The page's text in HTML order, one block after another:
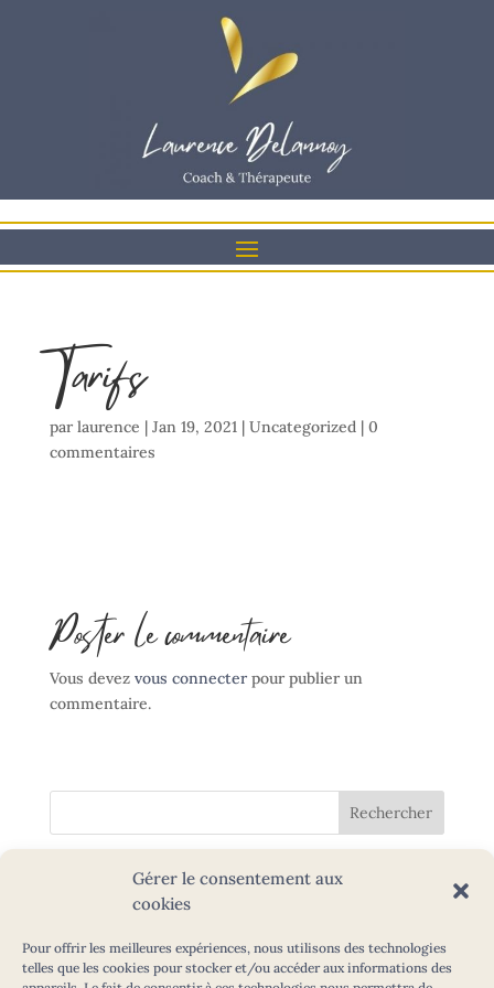
Gérer le consentement aux
cookies
Pour offrir les meilleures expériences, nous utilisons des technologies
telles que les cookies pour stocker et/ou accéder aux informations des
Tarifs
par laurence | Jan 19, 2021| Uncategorized| 0
commentaires
Poster le commentaire
Vous devez vous connecterpour publier un
commentaire.
Articles récents
Blog
Tarifs